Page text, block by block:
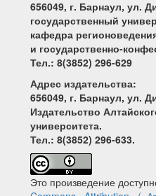
656049, г. Барнаул, ул.
государственный
кафедра
и государственно-
Тел.: 8(3852) 296-629
Адрес издательства:
656049, г. Барнаул, ул.
Издательство
университета.
Тел.: 8(3852) 296-633.
Это произведение